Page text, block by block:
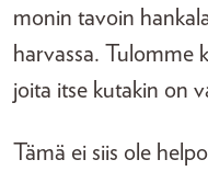
monin tavoin
harvassa. Tulomme
joita itse kutakin on
Tämä ei siis ole